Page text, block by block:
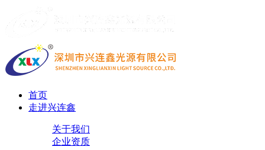
首页
走进兴连鑫
关于我们
企业资质